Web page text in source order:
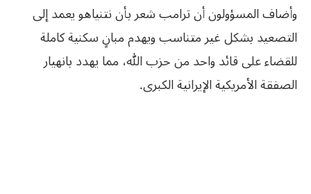
وأضاف المسؤولون أن ترامب شعر بأن نتنياهو يعمد إلى
التصعيد بشكل غير متناسب ويهدم مبانٍ سكنية كاملة
للقضاء على قائد واحد من حزب الله، مما يهدد بانهيار
الصفقة الأمريكية الإيرانية الكبرى.